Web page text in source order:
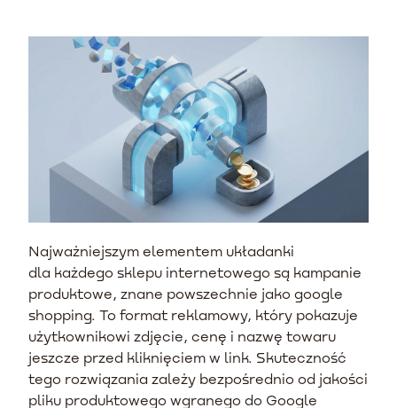
Najważniejszym elementem układanki
dla każdego sklepu internetowego są kampanie
produktowe, znane powszechnie jako google
shopping. To format reklamowy, który pokazuje
użytkownikowi zdjęcie, cenę i nazwę towaru
jeszcze przed kliknięciem w link. Skuteczność
tego rozwiązania zależy bezpośrednio od jakości
pliku produktowego wgranego do Google